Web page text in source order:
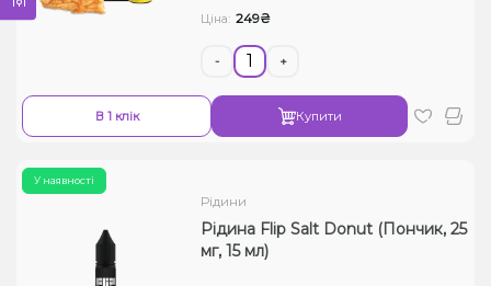
Ціна: 249₴
- +
В 1 клік Купити
У наявності
Рідини
Рідина Flip Salt Donut (Пончик, 25
мг, 15 мл)